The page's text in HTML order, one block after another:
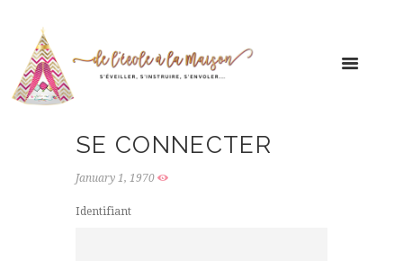
SE CONNECTER
January 1, 1970
Identifiant